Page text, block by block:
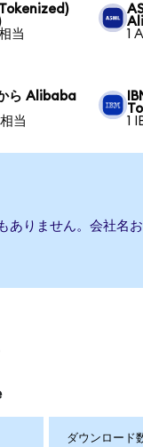
当
1
ら Alibaba
当
1
りません。会社名
ダウンロード